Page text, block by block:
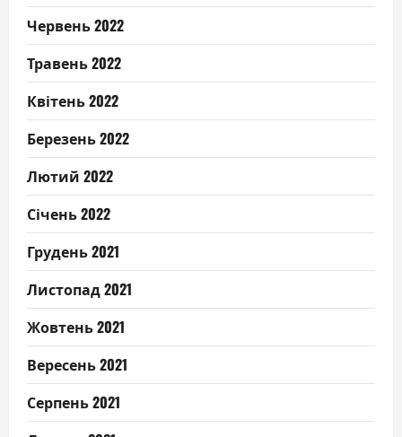
Червень 2022
Травень 2022
Квітень 2022
Березень 2022
Лютий 2022
Січень 2022
Грудень 2021
Листопад 2021
Жовтень 2021
Вересень 2021
Серпень 2021